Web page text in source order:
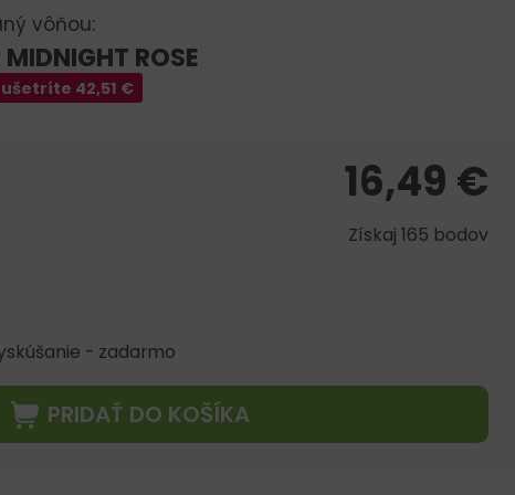
vôňou:
ROSE
ušetríte 42,51 €
16,49 €
Získaj 165 bodov
- zadarmo
PRIDAŤ DO KOŠÍKA